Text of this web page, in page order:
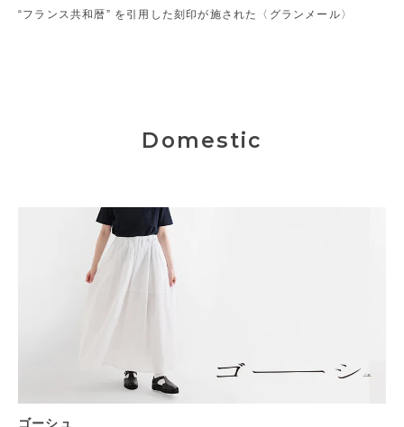
“フランス共和暦” を引用した刻印が施された〈グランメール〉
Domestic
ゴーシュ